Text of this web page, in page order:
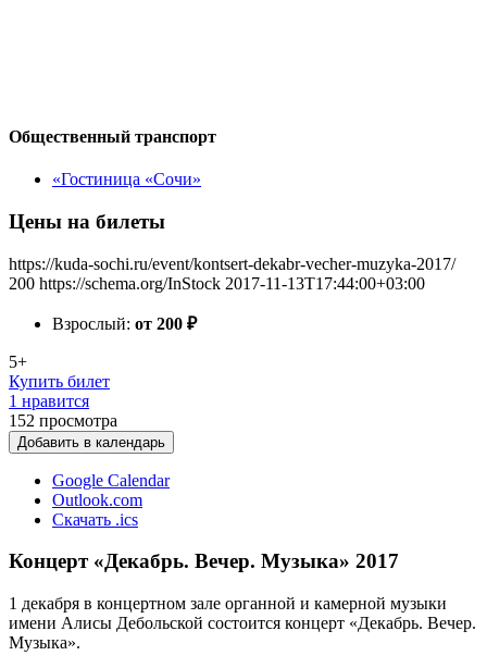
Общественный транспорт
«Гостиница «Сочи»
Цены на билеты
https://kuda-sochi.ru/event/kontsert-dekabr-vecher-muzyka-2017/
200 https://schema.org/InStock 2017-11-13T17:44:00+03:00
Взрослый: от 200 ₽
5+
Купить билет
1 нравится
152 просмотра
Добавить в календарь
Google Calendar
Outlook.com
Скачать .ics
Концерт «Декабрь. Вечер. Музыка» 2017
1 декабря в концертном зале органной и камерной музыки
имени Алисы Дебольской состоится концерт «Декабрь. Вечер.
Музыка».